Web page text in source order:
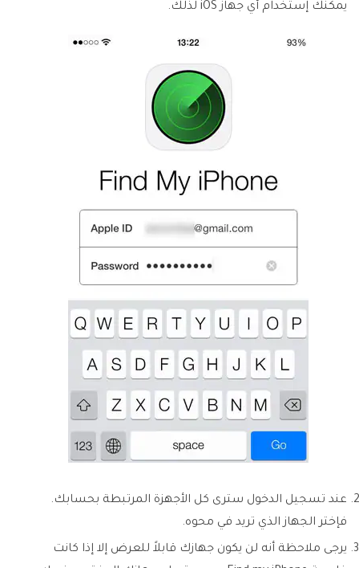
يمكنك إستخدام أي جهاز iOS لذلك.
عند تسجيل الدخول سترى كل الأجهزة المرتبطة بحسابك.
فإختر الجهاز الذي تريد في محوه.
يرجى ملاحظة أنه لن يكون جهازك قابلاً للعرض إلا إذا كانت